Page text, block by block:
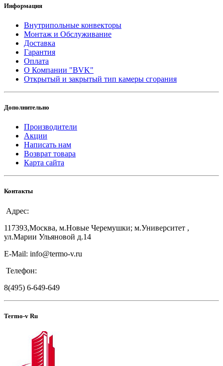
Информация
Внутрипольные конвекторы
Монтаж и Обслуживание
Доставка
Гарантия
Оплата
О Компании "BVK"
Открытый и закрытый тип камеры сгорания
Дополнительно
Производители
Акции
Написать нам
Возврат товара
Карта сайта
Контакты
Адрес:
117393,Москва, м.Новые Черемушки; м.Университет ,
ул.Марии Ульяновой д.14
E-Mail: info@termo-v.ru
Телефон:
8(495) 6-649-649
Termo-v Ru